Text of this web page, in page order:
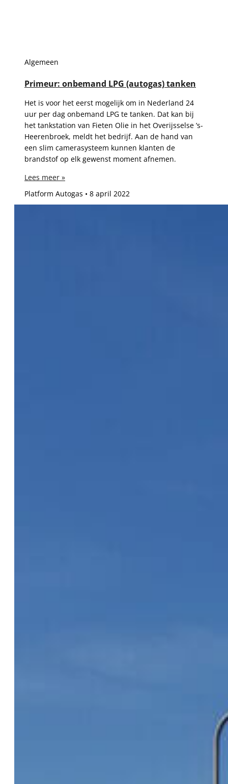
Algemeen
Primeur: onbemand LPG (autogas) tanken
Het is voor het eerst mogelijk om in Nederland 24
uur per dag onbemand LPG te tanken. Dat kan bij
het tankstation van Fieten Olie in het Overijsselse ’s-
Heerenbroek, meldt het bedrijf. Aan de hand van
een slim camerasysteem kunnen klanten de
brandstof op elk gewenst moment afnemen.
Lees meer »
Platform Autogas
8 april 2022